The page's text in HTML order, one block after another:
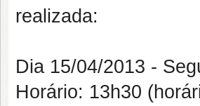
realizada:
Dia 15/04/2013 -
Horário: 13h30